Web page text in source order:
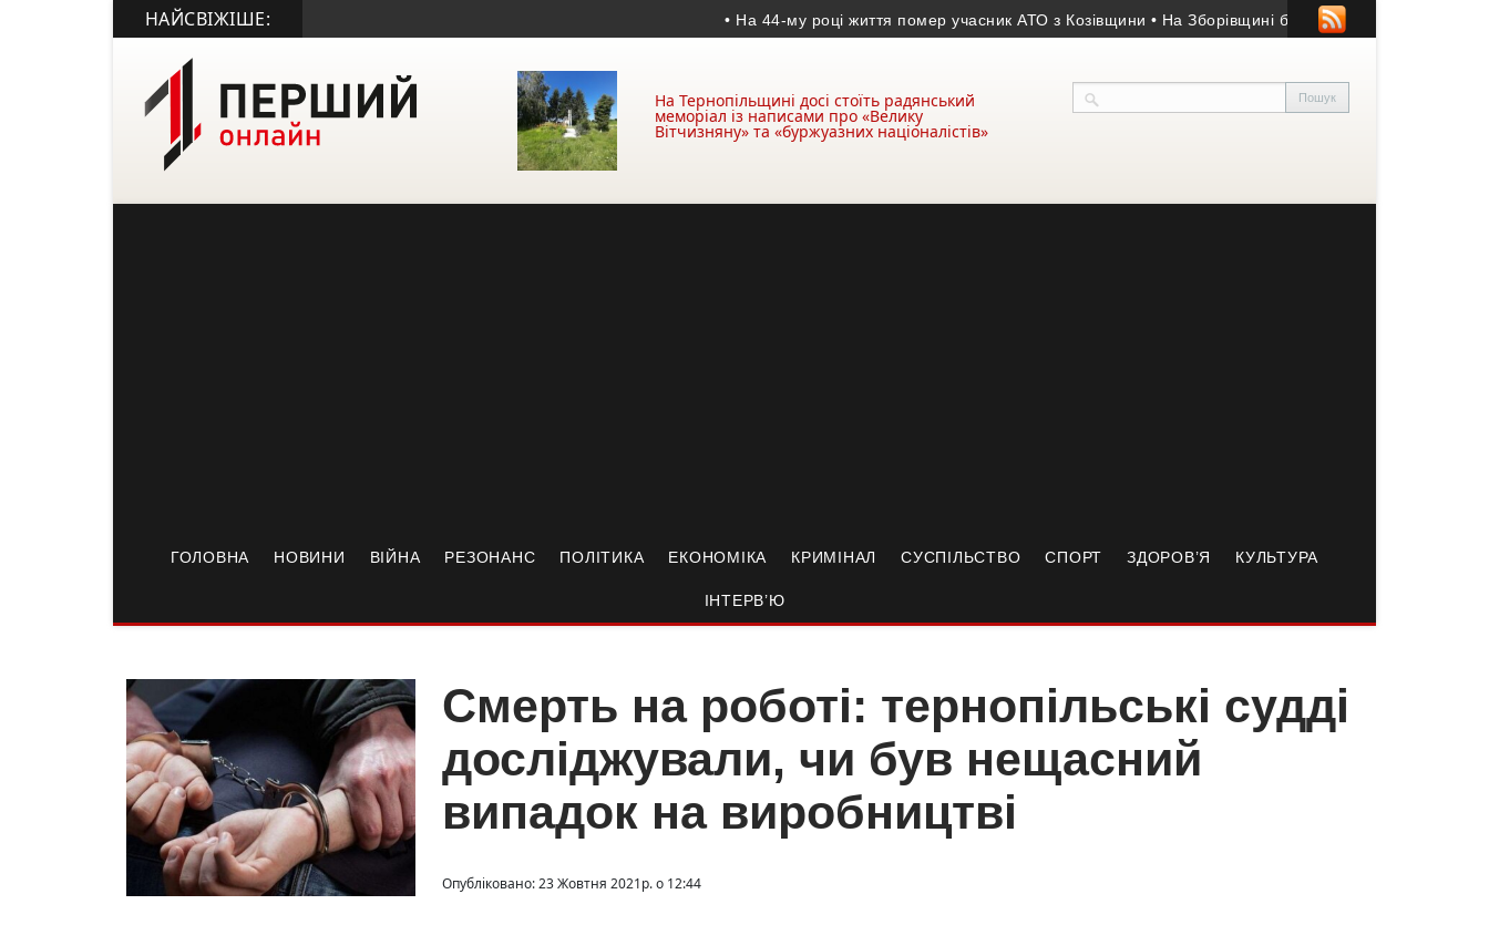
НАЙСВІЖІШЕ: • На 44-му році життя помер учасник АТО з Козівщини • На Зборівщині безвісти зник чоловік із
На Тернопільщині досі стоїть радянський
меморіал із написами про «Велику
Вітчизняну» та «буржуазних націоналістів»
ГОЛОВНА НОВИНИ ВІЙНА РЕЗОНАНС ПОЛІТИКА ЕКОНОМІКА КРИМІНАЛ СУСПІЛЬСТВО СПОРТ ЗДОРОВ’Я КУЛЬТУРА
ІНТЕРВ’Ю
Смерть на роботі: тернопільські судді
досліджували, чи був нещасний
випадок на виробництві
Опубліковано: 23 Жовтня 2021р. о 12:44